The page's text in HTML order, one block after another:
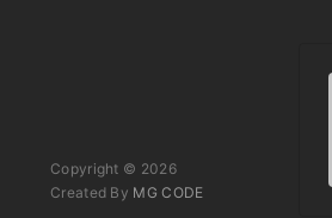
Copyright © 2026
Created By MG CODE